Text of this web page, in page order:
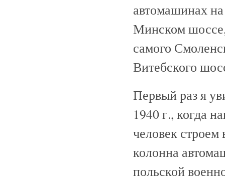
автомашинах
Минском шоссе,
самого
Витебского
Первый раз я
1940 г., когда
человек
колонна
польской